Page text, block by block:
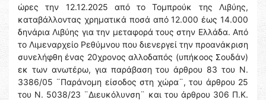
ώρες την 12.12.2025 από το Τομπρούκ της Λιβύης,
καταβάλλοντας χρηματικά ποσά από 12.000 έως 14.000
δηνάρια Λιβύης για την μεταφορά τους στην Ελλάδα. Από
το Λιμεναρχείο Ρεθύμνου που διενεργεί την προανάκριση
συνελήφθη ένας 20χρονος αλλοδαπός (υπήκοος Σουδάν)
εκ των ανωτέρω, για παράβαση του άρθρου 83 του Ν.
3386/05 ¨Παράνομη είσοδος στη χώρα¨, του άρθρου 25
του Ν. 5038/23 ¨Διευκόλυνση¨ και του άρθρου 306 Π.Κ.